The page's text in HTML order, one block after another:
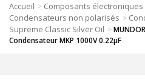
Accueil > Composants électroniques
Condensateurs non polarisés >
Supreme Classic Silver Oil >
Condensateur MKP 1000V 0.22µF